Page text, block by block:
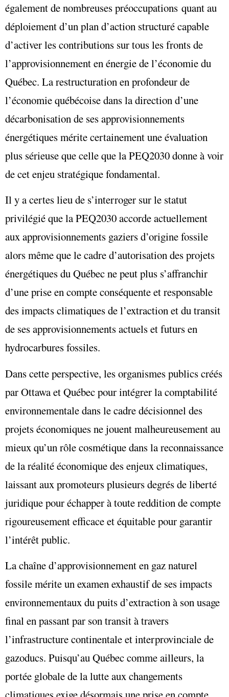
également de nombreuses préoccupations quant au
déploiement d’un plan d’action structuré capable
d’activer les contributions sur tous les fronts de
l’approvisionnement en énergie de l’économie du
Québec. La restructuration en profondeur de
l’économie québécoise dans la direction d’une
décarbonisation de ses approvisionnements
énergétiques mérite certainement une évaluation
plus sérieuse que celle que la PEQ2030 donne à voir
de cet enjeu stratégique fondamental.
Il y a certes lieu de s’interroger sur le statut
privilégié que la PEQ2030 accorde actuellement
aux approvisionnements gaziers d’origine fossile
alors même que le cadre d’autorisation des projets
énergétiques du Québec ne peut plus s’affranchir
d’une prise en compte conséquente et responsable
des impacts climatiques de l’extraction et du transit
de ses approvisionnements actuels et futurs en
hydrocarbures fossiles.
Dans cette perspective, les organismes publics créés
par Ottawa et Québec pour intégrer la comptabilité
environnementale dans le cadre décisionnel des
projets économiques ne jouent malheureusement au
mieux qu’un rôle cosmétique dans la reconnaissance
de la réalité économique des enjeux climatiques,
laissant aux promoteurs plusieurs degrés de liberté
juridique pour échapper à toute reddition de compte
rigoureusement efficace et équitable pour garantir
l’intérêt public.
La chaîne d’approvisionnement en gaz naturel
fossile mérite un examen exhaustif de ses impacts
environnementaux du puits d’extraction à son usage
final en passant par son transit à travers
l’infrastructure continentale et interprovinciale de
gazoducs. Puisqu’au Québec comme ailleurs, la
portée globale de la lutte aux changements